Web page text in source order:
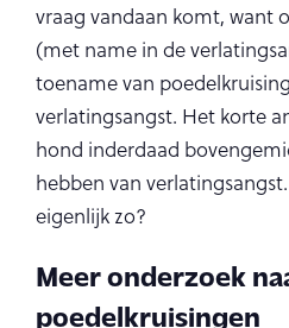
vraag vandaan komt, want
(met name in de
toename van
verlatingsangst. Het korte
hond inderdaad
hebben van
eigenlijk zo?
Meer onderzoek
poedelkruisingen